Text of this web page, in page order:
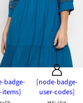
badge-
items]
[node-badge-
user-codes]